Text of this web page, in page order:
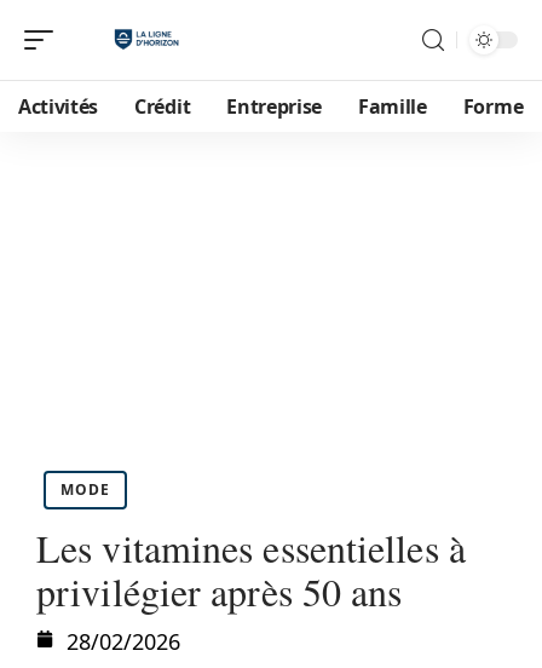
Activités Crédit Entreprise Famille Forme
MODE
Les vitamines essentielles à
privilégier après 50 ans
28/02/2026